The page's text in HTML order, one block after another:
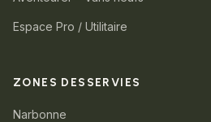
Espace Pro / Utilitaire
ZONES DESSERVIES
Narbonne